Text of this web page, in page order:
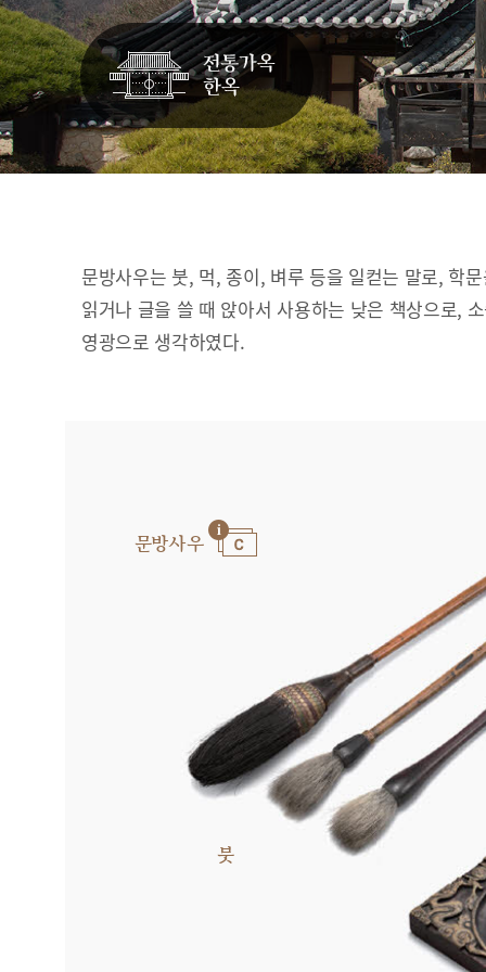
문방사우는 붓, 먹, 종이, 벼루 등을 일컫는 말로, 학
읽거나 글을 쓸 때 앉아서 사용하는 낮은 책상으로,
영광으로 생각하였다.
문방사우
붓